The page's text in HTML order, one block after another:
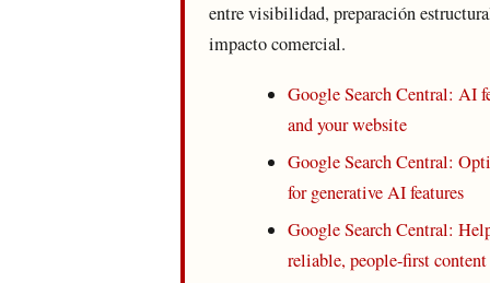
entre visibilidad, preparación
impacto comercial.
Google Search Central: AI
and your website
Google Search Central:
for generative AI features
Google Search Central:
reliable, people-first content